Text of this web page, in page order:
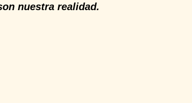
nuestra realidad.